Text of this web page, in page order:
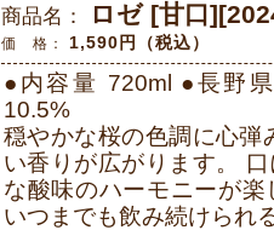
商品名： ロゼ [甘口
価 格： 1,590円（税込）
●内容量 720ml ●長野
10.5%
穏やかな桜の色調に心弾
い香りが広がります。
な酸味のハーモニーが
いつまでも飲み続けられ